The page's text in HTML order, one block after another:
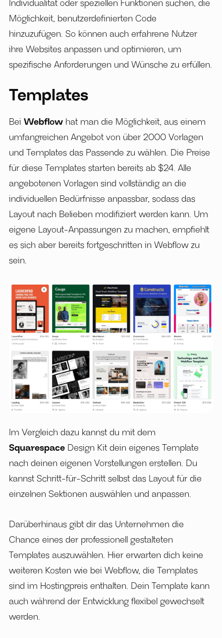
Individualität oder speziellen Funktionen suchen, die
Möglichkeit, benutzerdefinierten Code
hinzuzufügen. So können auch erfahrene Nutzer
ihre Websites anpassen und optimieren, um
spezifische Anforderungen und Wünsche zu erfüllen.
Templates
BeiWebflow hat man die Möglichkeit, aus einem
umfangreichen Angebot von über 2000 Vorlagen
und Templates das Passende zu wählen. Die Preise
für diese Templates starten bereits ab $24. Alle
angebotenen Vorlagen sind vollständig an die
individuellen Bedürfnisse anpassbar, sodass das
Layout nach Belieben modifiziert werden kann. Um
eigene Layout-Anpassungen zu machen, empfiehlt
es sich aber bereits fortgeschritten in Webflow zu
sein.
Im Vergleich dazu kannst du mit dem
Squarespace Design Kit dein eigenes Template
nach deinen eigenen Vorstellungen erstellen. Du
kannst Schritt-für-Schritt selbst das Layout für die
einzelnen Sektionen auswählen und anpassen.
Darüberhinaus gibt dir das Unternehmen die
Chance eines der professionell gestalteten
Templates auszuwählen. Hier erwarten dich keine
weiteren Kosten wie bei Webflow, die Templates
sind im Hostingpreis enthalten. Dein Template kann
auch während der Entwicklung flexibel gewechselt
werden.